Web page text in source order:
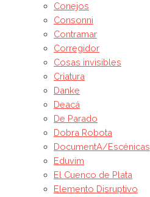
Conejos
Consonni
Contramar
Corregidor
Cosas invisibles
Criatura
Danke
Deacá
De Parado
Dobra Robota
DocumentA/Escénicas
Eduvim
El Cuenco de Plata
Elemento Disruptivo